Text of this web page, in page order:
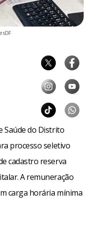
Saúde do Distrito
processo seletivo
cadastro reserva
A remuneração
carga horária mínima